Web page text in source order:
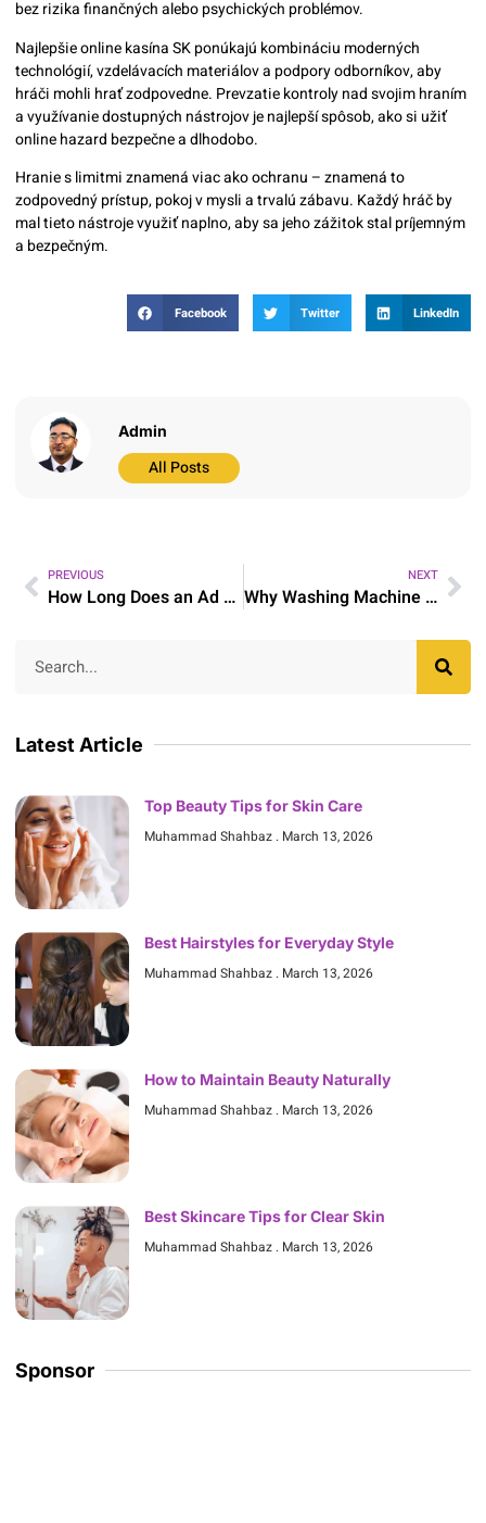
bez rizika finančných alebo psychických problémov.
Najlepšie online kasína SK ponúkajú kombináciu moderných
technológií, vzdelávacích materiálov a podpory odborníkov, aby
hráči mohli hrať zodpovedne. Prevzatie kontroly nad svojim hraním
a využívanie dostupných nástrojov je najlepší spôsob, ako si užiť
online hazard bezpečne a dlhodobo.
Hranie s limitmi znamená viac ako ochranu – znamená to
zodpovedný prístup, pokoj v mysli a trvalú zábavu. Každý hráč by
mal tieto nástroje využiť naplno, aby sa jeho zážitok stal príjemným
a bezpečným.
Facebook Twitter LinkedIn
Admin
All Posts
PREVIOUS
How Long Does an Ad Stay Active on Milay.pk?
NEXT
Why Washing Machine Displays Error Codes
Latest Article
Top Beauty Tips for Skin Care
Muhammad Shahbaz March 13, 2026
Best Hairstyles for Everyday Style
Muhammad Shahbaz March 13, 2026
How to Maintain Beauty Naturally
Muhammad Shahbaz March 13, 2026
Best Skincare Tips for Clear Skin
Muhammad Shahbaz March 13, 2026
Sponsor